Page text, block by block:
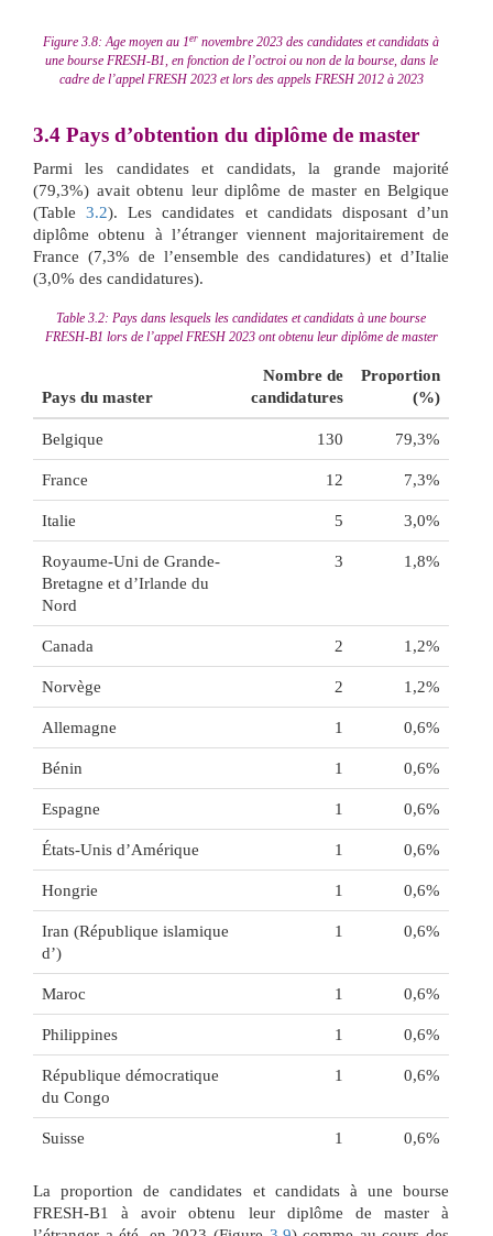
Figure 3.8: Age moyen au 1er novembre 2023 des candidates et candidats à
une bourse FRESH-B1, en fonction de l’octroi ou non de la bourse, dans le
cadre de l’appel FRESH 2023 et lors des appels FRESH 2012 à 2023
3.4 Pays d’obtention du diplôme de master
Parmi les candidates et candidats, la grande majorité
(79,3%) avait obtenu leur diplôme de master en Belgique
(Table3.2). Les candidates et candidats disposant d’un
diplôme obtenu à l’étranger viennent majoritairement de
France (7,3% de l’ensemble des candidatures) et d’Italie
(3,0% des candidatures).
Table 3.2: Pays dans lesquels les candidates et candidats à une bourse
FRESH-B1 lors de l’appel FRESH 2023 ont obtenu leur diplôme de master
Pays du master
Nombre de
candidatures
Proportion
(%)
Belgique 130 79,3%
France 12 7,3%
Italie 5 3,0%
Royaume-Uni de Grande-
Bretagne et d’Irlande du
Nord
3 1,8%
Canada 2 1,2%
Norvège 2 1,2%
Allemagne 1 0,6%
Bénin 1 0,6%
Espagne 1 0,6%
États-Unis d’Amérique 1 0,6%
Hongrie 1 0,6%
Iran (République islamique
d’)
1 0,6%
Maroc 1 0,6%
Philippines 1 0,6%
République démocratique
du Congo
1 0,6%
Suisse 1 0,6%
La proportion de candidates et candidats à une bourse
FRESH-B1 à avoir obtenu leur diplôme de master à